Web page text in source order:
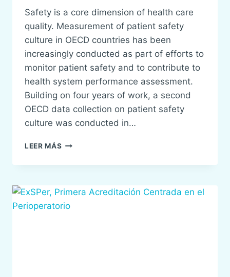
Safety is a core dimension of health care
quality. Measurement of patient safety
culture in OECD countries has been
increasingly conducted as part of efforts to
monitor patient safety and to contribute to
health system performance assessment.
Building on four years of work, a second
OECD data collection on patient safety
culture was conducted in…
LEER MÁS HERE
A
INTERESTING
ARTICLE
ON